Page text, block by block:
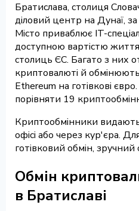
Братислава, столиця
діловий центр на Дунаї, за
Місто приваблює IT-
доступною вартістю
столиць ЄС. Багато з них
криптовалюті й
Ethereum на готівкові
порівняти 19
Криптообмінники видають
офісі або через кур'єра.
готівковий обмін, зручний
Обмін
в Братиславі